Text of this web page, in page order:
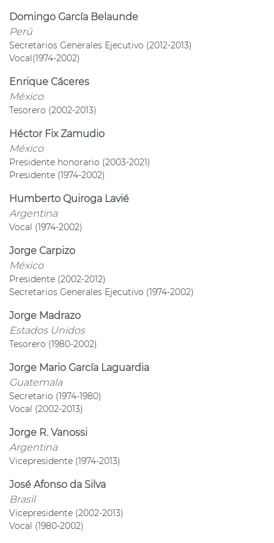
Domingo García Belaunde
Perú
Secretarios Generales Ejecutivo (2012-2013)
Vocal(1974-2002)
Enrique Cáceres
México
Tesorero (2002-2013)
Héctor Fix Zamudio
México
Presidente honorario (2003-2021)
Presidente (1974-2002)
Humberto Quiroga Lavié
Argentina
Vocal (1974-2002)
Jorge Carpizo
México
Presidente (2002-2012)
Secretarios Generales Ejecutivo (1974-2002)
Jorge Madrazo
Estados Unidos
Tesorero (1980-2002)
Jorge Mario García Laguardia
Guatemala
Secretario (1974-1980)
Vocal (2002-2013)
Jorge R. Vanossi
Argentina
Vicepresidente (1974-2013)
José Afonso da Silva
Brasil
Vicepresidente (2002-2013)
Vocal (1980-2002)